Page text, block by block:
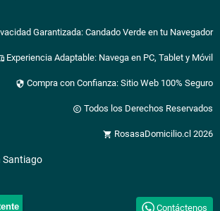
Garantizada: Candado Verde en tu Navegador
Experiencia Adaptable: Navega en PC, Tablet y Móvil
security Compra con Confianza: Sitio Web 100% Seguro
copyright Todos los Derechos Reservados
shopping_cart RosasaDomicilio.cl 2026
Santiago
Contáctenos